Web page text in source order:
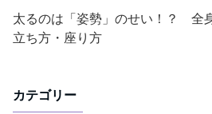
太るのは「姿勢」のせい！？ 全
立ち方・座り方
カテゴリー